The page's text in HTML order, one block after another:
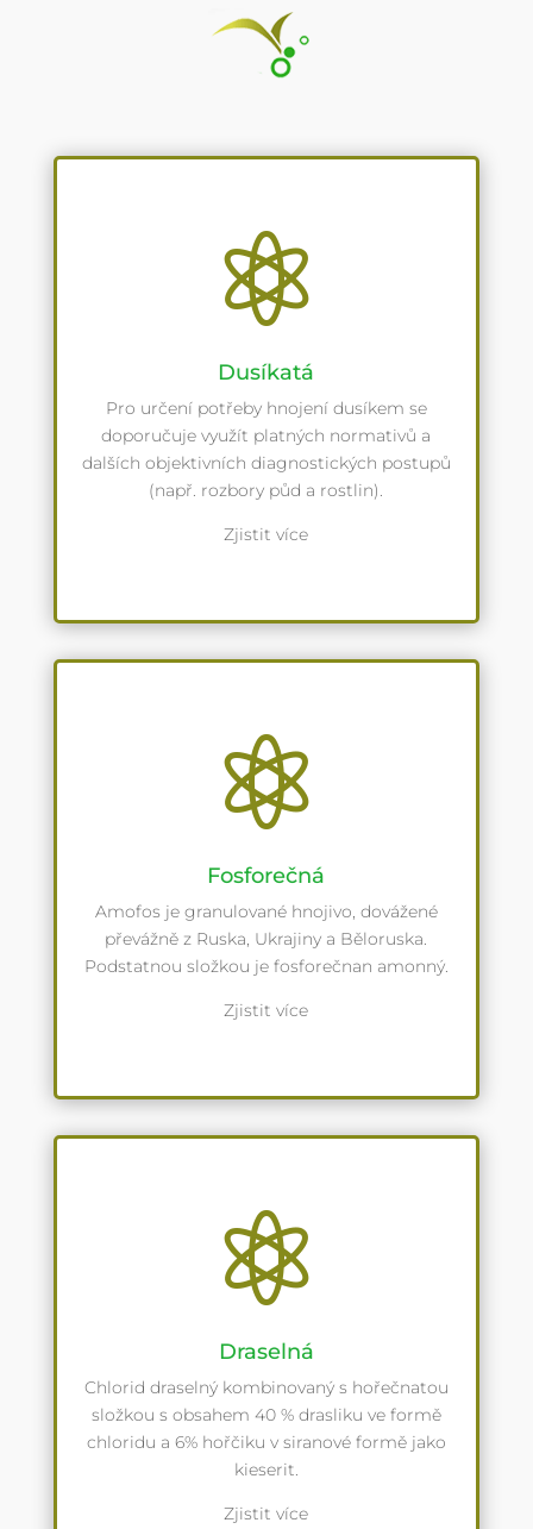

Dusíkatá
Pro určení potřeby hnojení dusíkem se
doporučuje využít platných normativů a
dalších objektivních diagnostických postupů
(např. rozbory půd a rostlin).
Zjistit více

Fosforečná
Amofos je granulované hnojivo, dovážené
převážně z Ruska, Ukrajiny a Běloruska.
Podstatnou složkou je fosforečnan amonný.
Zjistit více

Draselná
Chlorid draselný kombinovaný s hořečnatou
složkou s obsahem 40 % drasliku ve formě
chloridu a 6% hořčiku v siranové formě jako
kieserit.
Zjistit více